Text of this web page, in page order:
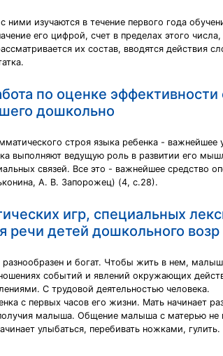
ними изучаются в течение первого года
его цифрой, счет в пределах этого
их состав, вводятся
по оценке
дошкольно
строя языка ребенка - важнейшее
выполняют ведущую роль в развитии его
связей. Все это - важнейшее средство
А. В. Запорожец) (4, с.28).
игр, специальных
речи детей дошкольного возр
и богат. Чтобы жить в нем,
событий и явлений окружающих
С трудовой деятельностью человека.
с первых часов его жизни. Мать начинает
малыша. Общение малыша с матерью
улыбаться, перебивать ножками, гулить.